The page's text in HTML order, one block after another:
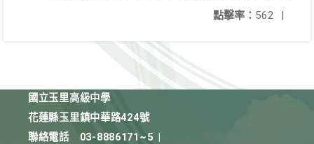
點擊率： 562 |
國立玉里高級中學
花蓮縣玉里鎮中華路424號
聯絡電話
03-8886171~5